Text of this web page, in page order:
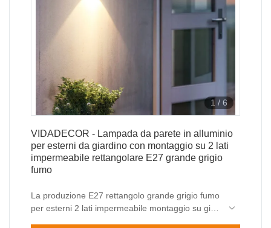
1 / 6
VIDADECOR - Lampada da parete in alluminio
per esterni da giardino con montaggio su 2 lati
impermeabile rettangolare E27 grande grigio
fumo
La produzione E27 rettangolo grande grigio fumo
per esterni 2 lati impermeabile montaggio su giù